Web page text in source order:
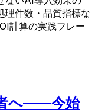
理件数・品質指標な
計算の実践フレー
へ——今始